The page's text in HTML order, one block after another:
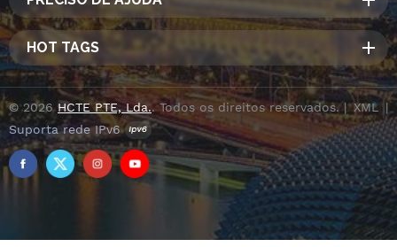
HOT TAGS
© 2026HCTE PTE, Lda.. Todos os direitos reservados. | XML
|
Suporta rede IPv6